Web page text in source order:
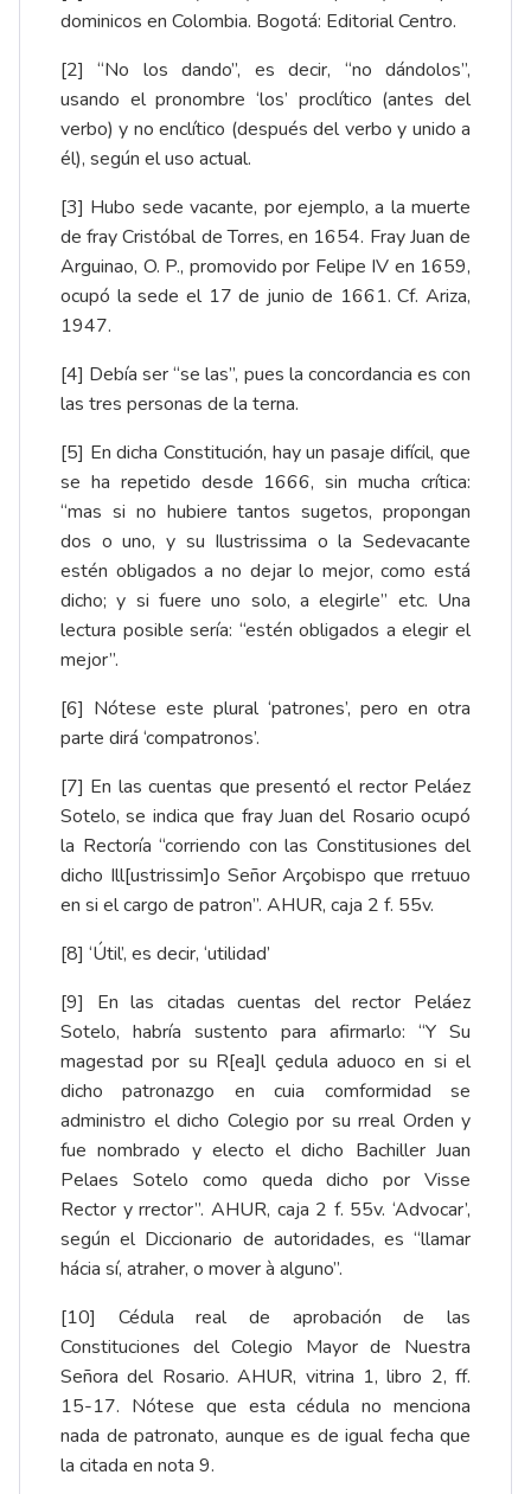
dominicos en Colombia. Bogotá: Editorial Centro.
[2] “No los dando”, es decir, “no dándolos”,
usando el pronombre ‘los’ proclítico (antes del
verbo) y no enclítico (después del verbo y unido a
él), según el uso actual.
[3] Hubo sede vacante, por ejemplo, a la muerte
de fray Cristóbal de Torres, en 1654. Fray Juan de
Arguinao, O. P., promovido por Felipe IV en 1659,
ocupó la sede el 17 de junio de 1661. Cf. Ariza,
1947.
[4] Debía ser “se las”, pues la concordancia es con
las tres personas de la terna.
[5] En dicha Constitución, hay un pasaje difícil, que
se ha repetido desde 1666, sin mucha crítica:
“mas si no hubiere tantos sugetos, propongan
dos o uno, y su Ilustrissima o la Sedevacante
estén obligados a no dejar lo mejor, como está
dicho; y si fuere uno solo, a elegirle” etc. Una
lectura posible sería: “estén obligados a elegir el
mejor”.
[6] Nótese este plural ‘patrones’, pero en otra
parte dirá ‘compatronos’.
[7] En las cuentas que presentó el rector Peláez
Sotelo, se indica que fray Juan del Rosario ocupó
la Rectoría “corriendo con las Constitusiones del
dicho Ill[ustrissim]o Señor Arçobispo que rretuuo
en si el cargo de patron”. AHUR, caja 2 f. 55v.
[8] ‘Útil’, es decir, ‘utilidad’
[9] En las citadas cuentas del rector Peláez
Sotelo, habría sustento para afirmarlo: “Y Su
magestad por su R[ea]l çedula aduoco en si el
dicho patronazgo en cuia comformidad se
administro el dicho Colegio por su rreal Orden y
fue nombrado y electo el dicho Bachiller Juan
Pelaes Sotelo como queda dicho por Visse
Rector y rrector”. AHUR, caja 2 f. 55v. ‘Advocar’,
según el Diccionario de autoridades, es “llamar
hácia sí, atraher, o mover à alguno”.
[10] Cédula real de aprobación de las
Constituciones del Colegio Mayor de Nuestra
Señora del Rosario.AHUR, vitrina 1, libro 2, ff.
15-17. Nótese que esta cédula no menciona
nada de patronato, aunque es de igual fecha que
la citada en nota 9.